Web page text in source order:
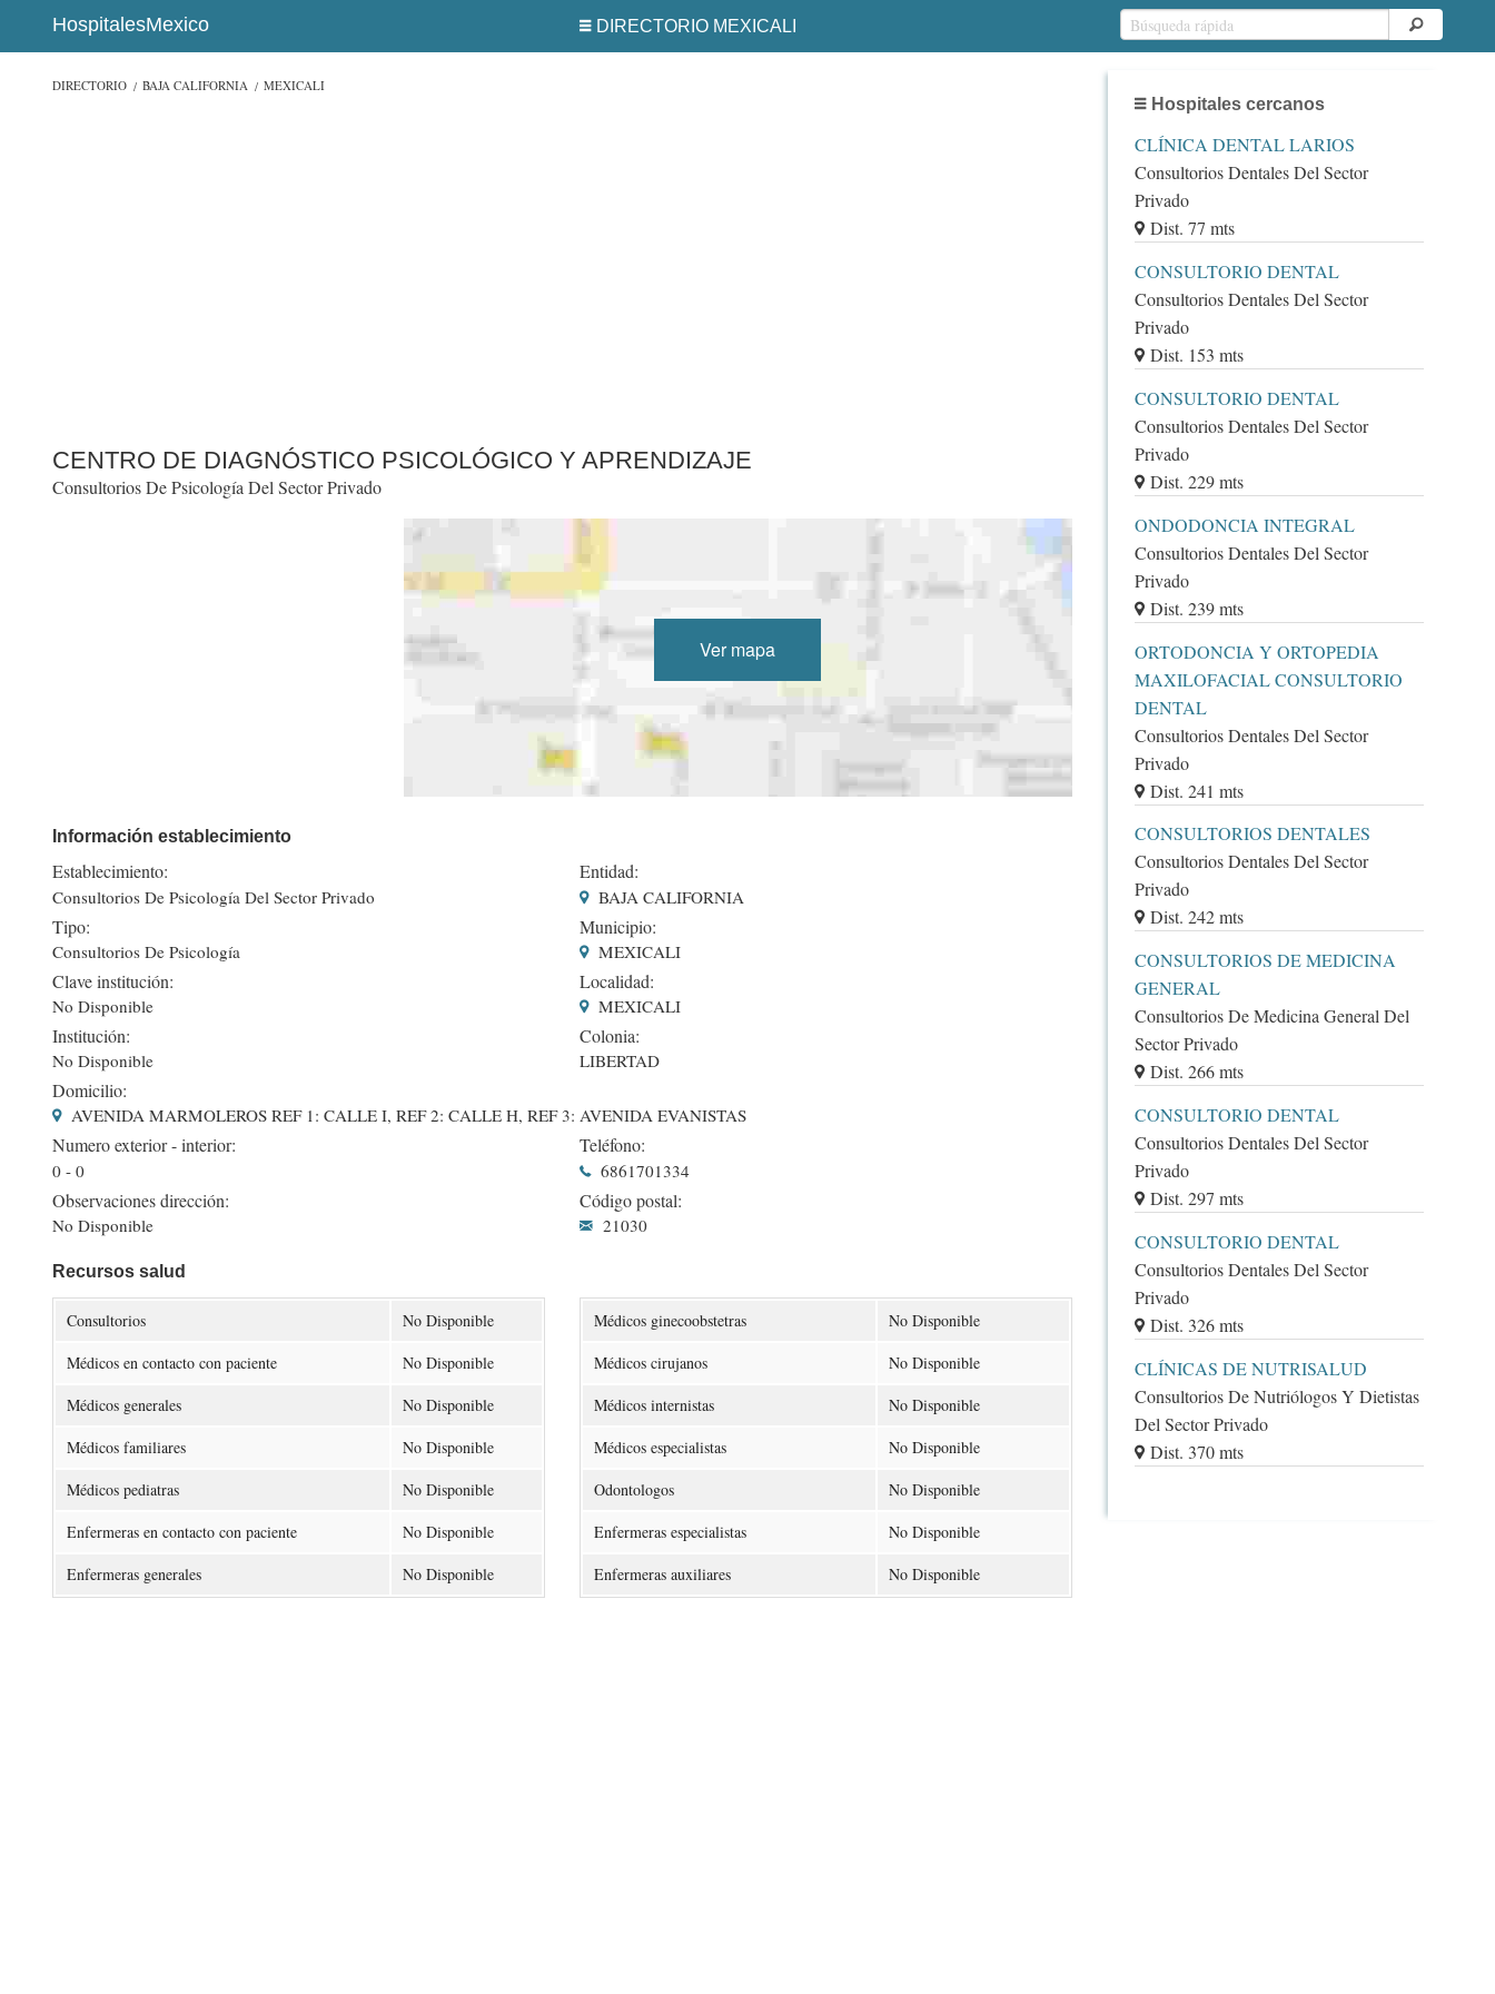
HospitalesMexico DIRECTORIO MEXICALI
DIRECTORIO BAJA CALIFORNIA MEXICALI
CENTRO DE DIAGNÓSTICO PSICOLÓGICO Y APRENDIZAJE
Consultorios De Psicología Del Sector Privado
Ver mapa
Información establecimiento
Establecimiento:
Consultorios De Psicología Del Sector Privado
Tipo:
Consultorios De Psicología
Clave institución:
No Disponible
Institución:
No Disponible
Entidad:
BAJA CALIFORNIA
Municipio:
MEXICALI
Localidad:
MEXICALI
Colonia:
LIBERTAD
Domicilio:
AVENIDA MARMOLEROS REF 1: CALLE I, REF 2: CALLE H, REF 3: AVENIDA EVANISTAS
Numero exterior - interior:
0 - 0
Observaciones dirección:
No Disponible
Teléfono:
6861701334
Código postal:
21030
Recursos salud
Consultorios
No Disponible
Médicos en contacto con paciente
No Disponible
Médicos generales
No Disponible
Médicos familiares
No Disponible
Médicos pediatras
No Disponible
Enfermeras en contacto con paciente
No Disponible
Enfermeras generales
No Disponible
Médicos ginecoobstetras
No Disponible
Médicos cirujanos
No Disponible
Médicos internistas
No Disponible
Médicos especialistas
No Disponible
Odontologos
No Disponible
Enfermeras especialistas
No Disponible
Enfermeras auxiliares
No Disponible
Hospitales cercanos
CLÍNICA DENTAL LARIOS
Consultorios Dentales Del Sector
Privado
Dist. 77 mts
CONSULTORIO DENTAL
Consultorios Dentales Del Sector
Privado
Dist. 153 mts
CONSULTORIO DENTAL
Consultorios Dentales Del Sector
Privado
Dist. 229 mts
ONDODONCIA INTEGRAL
Consultorios Dentales Del Sector
Privado
Dist. 239 mts
ORTODONCIA Y ORTOPEDIA
MAXILOFACIAL CONSULTORIO
DENTAL
Consultorios Dentales Del Sector
Privado
Dist. 241 mts
CONSULTORIOS DENTALES
Consultorios Dentales Del Sector
Privado
Dist. 242 mts
CONSULTORIOS DE MEDICINA
GENERAL
Consultorios De Medicina General Del
Sector Privado
Dist. 266 mts
CONSULTORIO DENTAL
Consultorios Dentales Del Sector
Privado
Dist. 297 mts
CONSULTORIO DENTAL
Consultorios Dentales Del Sector
Privado
Dist. 326 mts
CLÍNICAS DE NUTRISALUD
Consultorios De Nutriólogos Y Dietistas
Del Sector Privado
Dist. 370 mts